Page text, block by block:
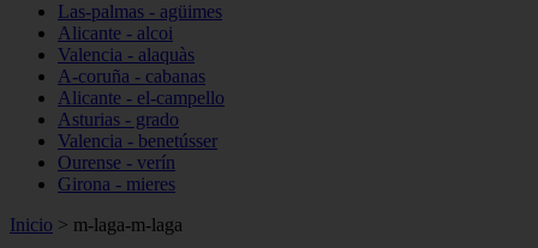
Las-palmas - agüimes
Alicante - alcoi
Valencia - alaquàs
A-coruña - cabanas
Alicante - el-campello
Asturias - grado
Valencia - benetússer
Ourense - verín
Girona - mieres
Inicio > m-laga-m-laga